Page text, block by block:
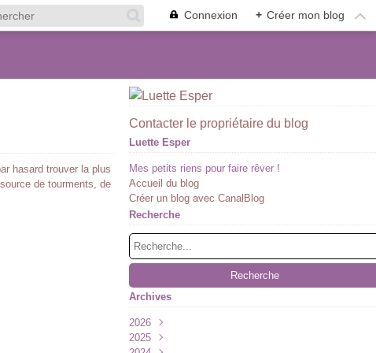
Connexion + Créer mon blog
hasard trouver la plus
de tourments, de
Contacter le propriétaire du blog
Luette Esper
Mes petits riens pour faire rêver !
Accueil du blog
Créer un blog avec CanalBlog
Recherche
Archives
2026
Juillet
2025